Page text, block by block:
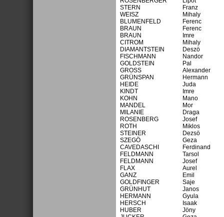
STERN
Franz
WEISZ
Mihaly
BLUMENFELD
Ferenc
BRAUN
Ferenc
BRAUN
Imre
CITROM
Mihaly
DIAMANTSTEIN
Deszö
FISCHMANN
Nandor
GOLDSTEIN
Pal
GROSS
Alexander
GRÜNSPAN
Hermann
HEIDE
Juda
KINDT
Imre
KOHN
Mano
MANDEL
Mor
MILANIE
Draga
ROSENBERG
Josef
ROTH
Miklos
STEINER
Dezsö
SZEGÖ
Geza
CAVEDASCHI
Ferdinand
FELDMANN
Tarsol
FELDMANN
Josef
FLAX
Aurel
GANZ
Emil
GOLDFINGER
Saje
GRÜNHUT
Janos
HERMANN
Gyula
HERSCH
Isaak
HUBER
Jöny